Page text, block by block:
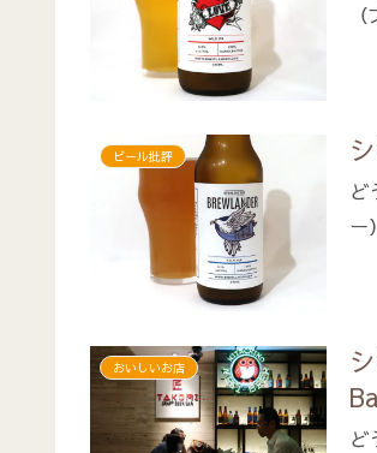
ビール批評
ど
ー
おいしいお店
ど